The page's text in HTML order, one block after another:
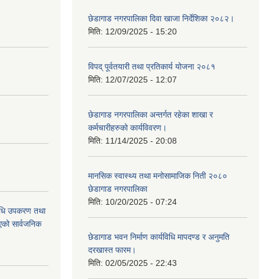
उपकरण तथा
सार्वजनिक
छेडागाड नगरपालिका दिवा खाजा निर्देशिका २०८२।
मिति: 12/09/2025 - 15:20
विपद् पूर्वतयारी तथा प्रतिकार्य योजना २०८१
मिति: 12/07/2025 - 12:07
छेडागाड नगरपालिका अन्तर्गत रहेका शाखा र
कर्मचारीहरुको कार्यविवरण।
मिति: 11/14/2025 - 20:08
मानसिक स्वास्थ्य तथा मनोसामाजिक निती २०८०
छेडागाड नगरपालिका
मिति: 10/20/2025 - 07:24
छेडागाड भवन निर्माण कार्यविधि मापदण्ड र अनुमति
दरखास्त फारम।
मिति: 02/05/2025 - 22:43